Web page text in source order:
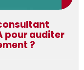
pour auditer
?